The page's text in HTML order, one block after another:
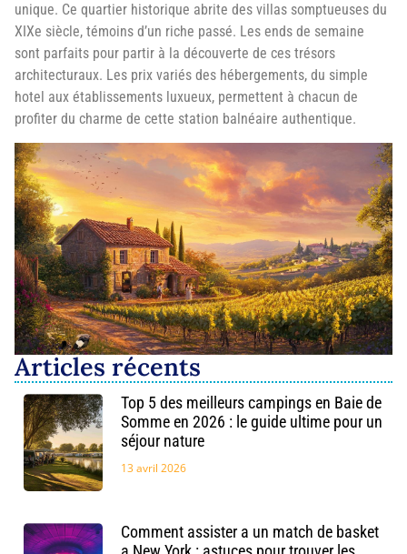
unique. Ce quartier historique abrite des villas somptueuses du
XIXe siècle, témoins d’un riche passé. Les ends de semaine
sont parfaits pour partir à la découverte de ces trésors
architecturaux. Les prix variés des hébergements, du simple
hotel aux établissements luxueux, permettent à chacun de
profiter du charme de cette station balnéaire authentique.
Articles récents
Top 5 des meilleurs campings en Baie de
Somme en 2026 : le guide ultime pour un
séjour nature
13 avril 2026
Comment assister a un match de basket